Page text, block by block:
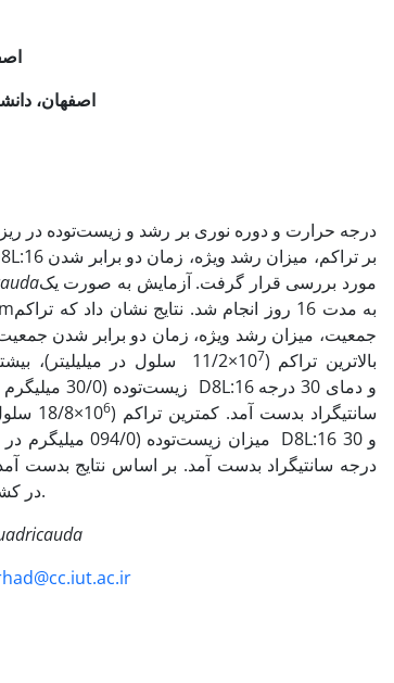
اصفهان،
مورد بررسی قرار گرفت. آزمایش به صورت یک
جمعیت، میزان رشد ویژه، زمان دو برابر شدن
(05/0P <). بالاترین تراکم (107
سانتی­گراد بدست آمد. کمترین تراکم (106
درجه سانتی­گراد بدست آمد. بر اساس نتایج بدست
در کشت‌های انبوه گردد.